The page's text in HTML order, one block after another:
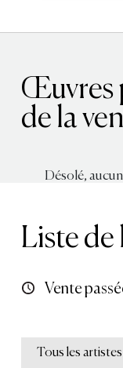
Œuvres
de la
Désolé,
Liste de
Vente
Tous les artistes